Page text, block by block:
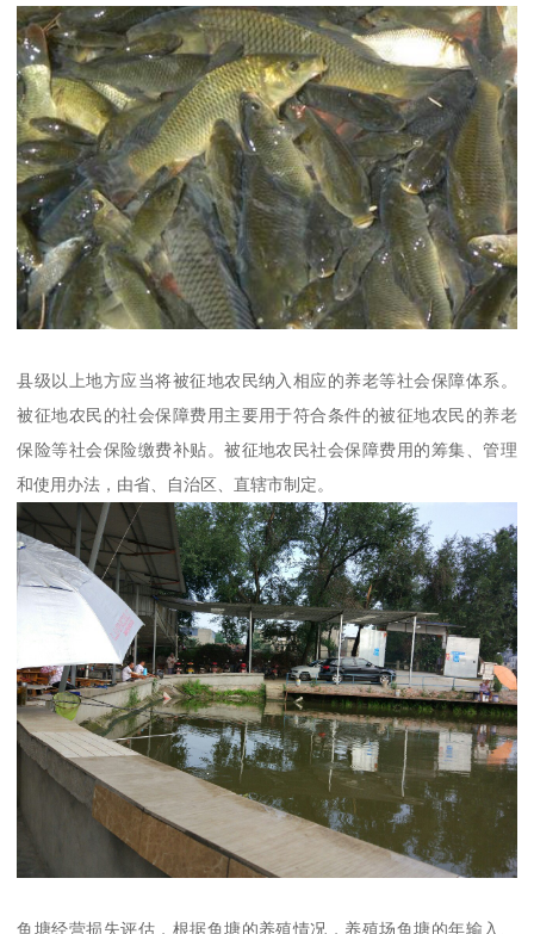
县级以上地方应当将被征地农民纳入相应的养老等社会保障体系。
被征地农民的社会保障费用主要用于符合条件的被征地农民的养老
保险等社会保险缴费补贴。被征地农民社会保障费用的筹集、管理
和使用办法，由省、自治区、直辖市制定。
鱼塘经营损失评估，根据鱼塘的养殖情况，养殖场鱼塘的年输入、